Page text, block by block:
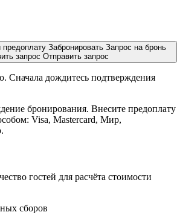
предоплату Забронировать Запрос на бронь
запрос Отправить запрос
Сначала дождитесь подтверждения
бронирования. Внесите предоплату
Visa, Mastercard, Мир,
гостей для расчёта стоимости
сборов